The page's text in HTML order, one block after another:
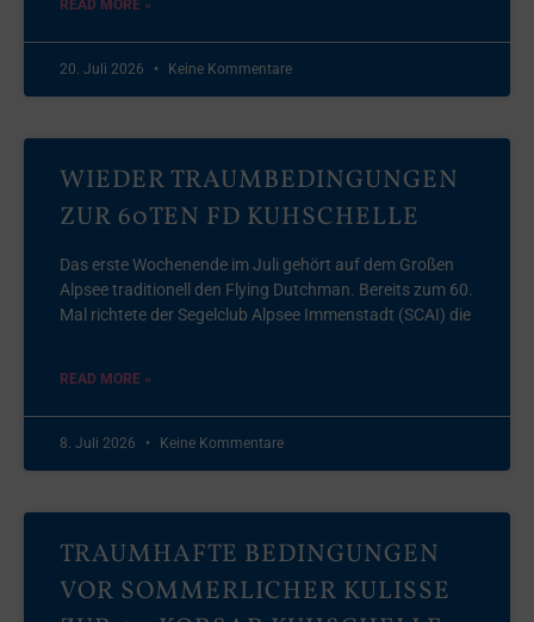
READ MORE »
20. Juli 2026 Keine Kommentare
WIEDER TRAUMBEDINGUNGEN
ZUR 60TEN FD KUHSCHELLE
Das erste Wochenende im Juli gehört auf dem Großen
Alpsee traditionell den Flying Dutchman. Bereits zum 60.
Mal richtete der Segelclub Alpsee Immenstadt (SCAI) die
READ MORE »
8. Juli 2026 Keine Kommentare
TRAUMHAFTE BEDINGUNGEN
VOR SOMMERLICHER KULISSE